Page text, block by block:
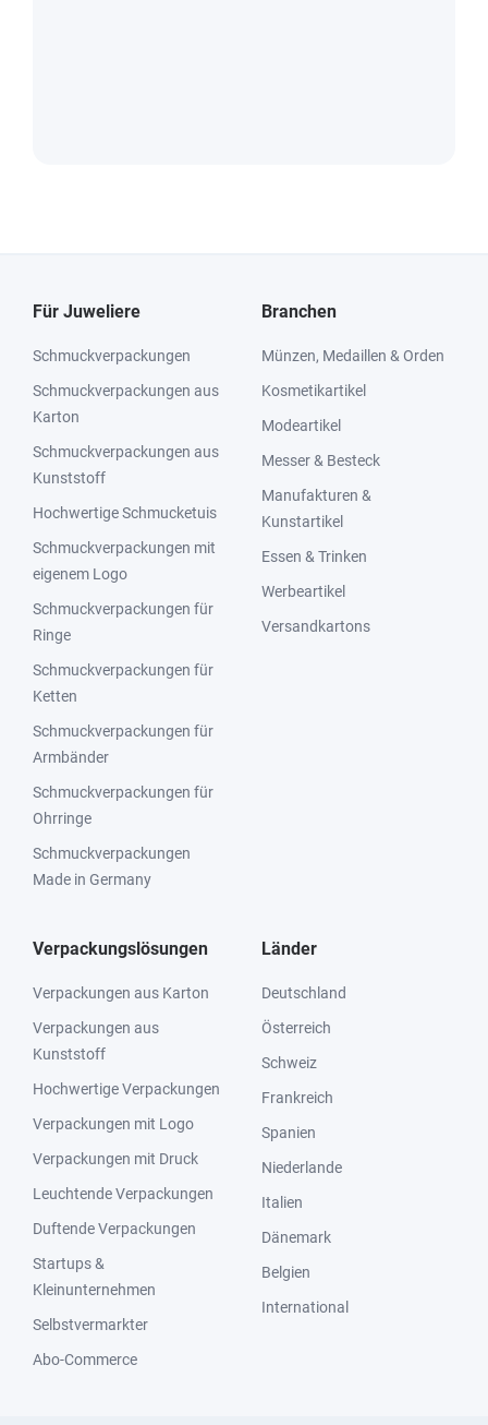
Für Juweliere
Schmuckverpackungen
Schmuckverpackungen aus
Karton
Schmuckverpackungen aus
Kunststoff
Hochwertige Schmucketuis
Schmuckverpackungen mit
eigenem Logo
Schmuckverpackungen für
Ringe
Schmuckverpackungen für
Ketten
Schmuckverpackungen für
Armbänder
Schmuckverpackungen für
Ohrringe
Schmuckverpackungen
Made in Germany
Branchen
Münzen, Medaillen & Orden
Kosmetikartikel
Modeartikel
Messer & Besteck
Manufakturen &
Kunstartikel
Essen & Trinken
Werbeartikel
Versandkartons
Verpackungslösungen
Verpackungen aus Karton
Verpackungen aus
Kunststoff
Hochwertige Verpackungen
Verpackungen mit Logo
Verpackungen mit Druck
Leuchtende Verpackungen
Duftende Verpackungen
Startups &
Kleinunternehmen
Selbstvermarkter
Abo-Commerce
Länder
Deutschland
Österreich
Schweiz
Frankreich
Spanien
Niederlande
Italien
Dänemark
Belgien
International